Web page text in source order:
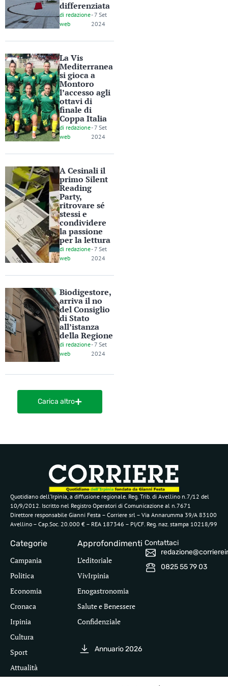
differenziata
di redazione
web
-7 Set
2024
La Vis
Mediterranea
si gioca a
Montoro
l’accesso agli
ottavi di
finale di
Coppa Italia
di redazione
web
-7 Set
2024
A Cesinali il
primo Silent
Reading
Party,
ritrovare sé
stessi e
condividere
la passione
per la lettura
di redazione
web
-7 Set
2024
Biodigestore,
arriva il no
del Consiglio
di Stato
all’istanza
della Regione
di redazione
web
-7 Set
2024
Carica altro
Quotidiano dell’Irpinia, a diffusione regionale. Reg. Trib. di Avellino n.7/12 del
10/9/2012. Iscritto nel Registro Operatori di Comunicazione al n.7671
Direttore responsabile Gianni Festa – Corriere srl – Via Annarumma 39/A 83100
Avellino – Cap.Soc. 20.000 € – REA 187346 – PI/CF. Reg. naz. stampa 10218/99
Categorie
Campania
Politica
Economia
Cronaca
Irpinia
Cultura
Sport
Attualità
Approfondimenti
L’editoriale
VivIrpinia
Enogastronomia
Salute e Benessere
Confidenziale
Annuario 2026
Contattaci
0825 55 79 03